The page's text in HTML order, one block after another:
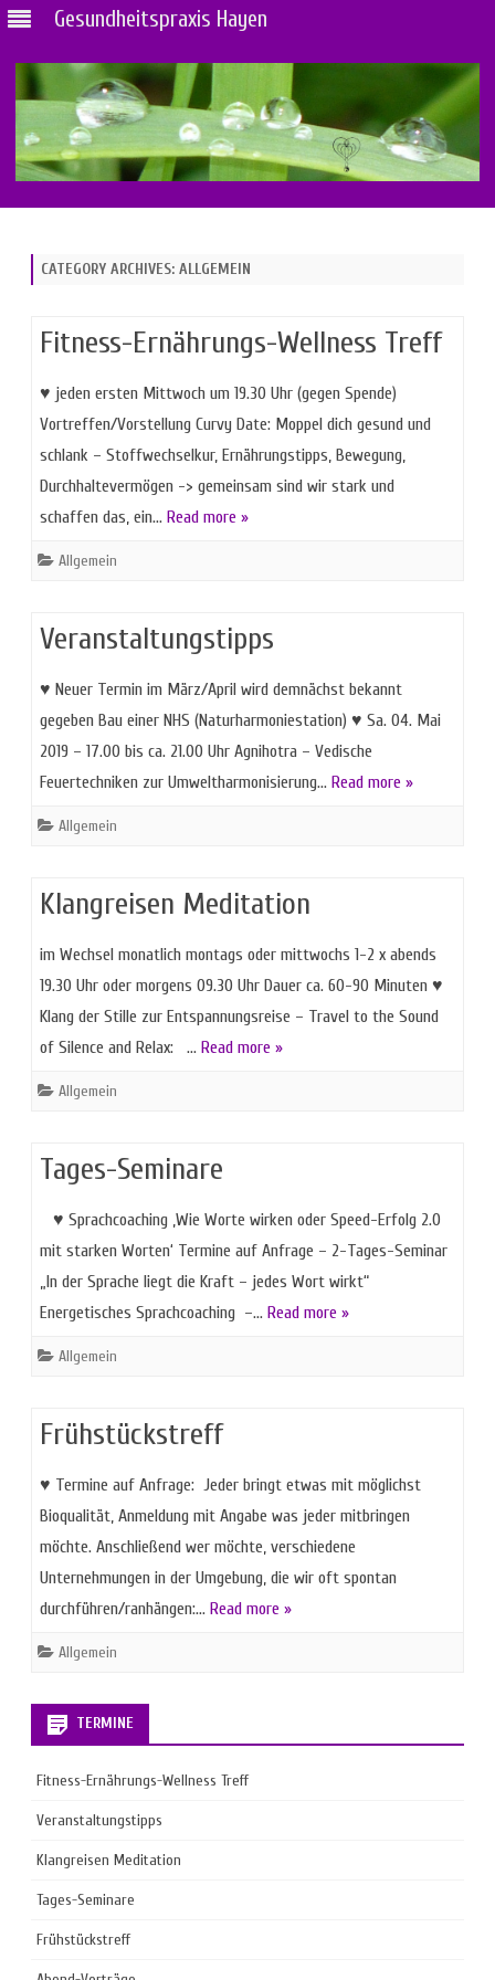
Gesundheitspraxis Hayen
CATEGORY ARCHIVES: ALLGEMEIN
Fitness-Ernährungs-Wellness Treff
♥ jeden ersten Mittwoch um 19.30 Uhr (gegen Spende)
Vortreffen/Vorstellung Curvy Date: Moppel dich gesund und
schlank – Stoffwechselkur, Ernährungstipps, Bewegung,
Durchhaltevermögen -> gemeinsam sind wir stark und
schaffen das, ein… Read more »
Allgemein
Veranstaltungstipps
♥ Neuer Termin im März/April wird demnächst bekannt
gegeben Bau einer NHS (Naturharmoniestation) ♥ Sa. 04. Mai
2019 – 17.00 bis ca. 21.00 Uhr Agnihotra – Vedische
Feuertechniken zur Umweltharmonisierung… Read more »
Allgemein
Klangreisen Meditation
im Wechsel monatlich montags oder mittwochs 1-2 x abends
19.30 Uhr oder morgens 09.30 Uhr Dauer ca. 60-90 Minuten ♥
Klang der Stille zur Entspannungsreise – Travel to the Sound
of Silence and Relax: … Read more »
Allgemein
Tages-Seminare
♥ Sprachcoaching ‚Wie Worte wirken oder Speed-Erfolg 2.0
mit starken Worten‘ Termine auf Anfrage – 2-Tages-Seminar
„In der Sprache liegt die Kraft – jedes Wort wirkt“
Energetisches Sprachcoaching –… Read more »
Allgemein
Frühstückstreff
♥ Termine auf Anfrage: Jeder bringt etwas mit möglichst
Bioqualität, Anmeldung mit Angabe was jeder mitbringen
möchte. Anschließend wer möchte, verschiedene
Unternehmungen in der Umgebung, die wir oft spontan
durchführen/ranhängen:… Read more »
Allgemein
TERMINE
Fitness-Ernährungs-Wellness Treff
Veranstaltungstipps
Klangreisen Meditation
Tages-Seminare
Frühstückstreff